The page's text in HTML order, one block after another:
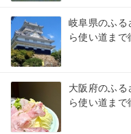
岐阜県のふる
ら使い道まで
大阪府のふる
ら使い道まで